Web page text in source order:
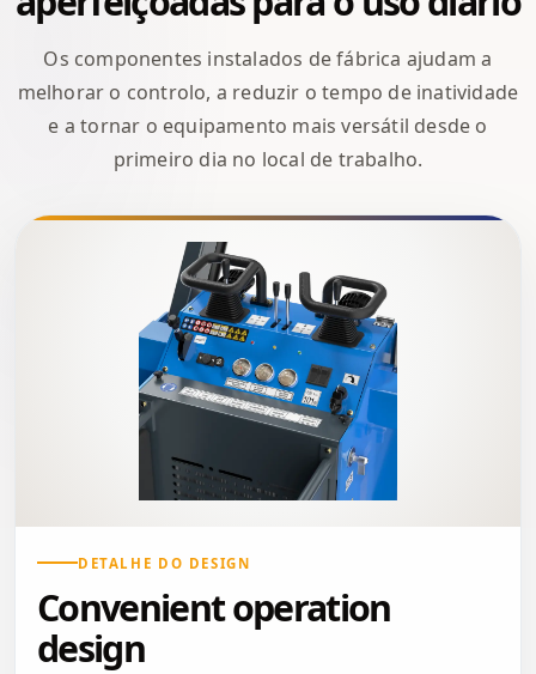
Os componentes instalados de fábrica ajudam a
melhorar o controlo, a reduzir o tempo de inatividade
e a tornar o equipamento mais versátil desde o
primeiro dia no local de trabalho.
DETALHE DO DESIGN
Convenient operation
design